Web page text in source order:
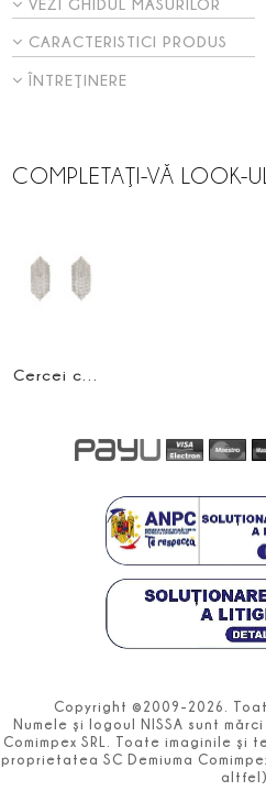
VEZI GHIDUL MĂSURILOR
CARACTERISTICI PRODUS
ÎNTREŢINERE
COMPLETAŢI-VĂ LOOK-UL
Copyright ©2009-2026.
Numele şi logoul NISSA sunt
Comimpex SRL. Toate imaginile şi
proprietatea SC Demiuma
altfel).